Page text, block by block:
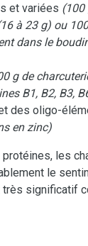
et variées (100
à 23 g) ou
dans le
g de
B1, B2, B3,
des oligo-
en zinc)
les
le
significatif